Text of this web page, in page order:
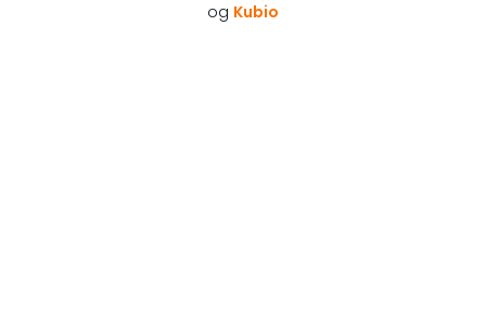
og Kubio